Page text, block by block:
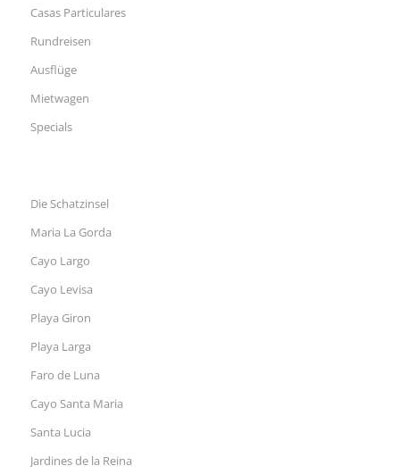
Casas Particulares
Rundreisen
Ausflüge
Mietwagen
Specials
Die Schatzinsel
Maria La Gorda
Cayo Largo
Cayo Levisa
Playa Giron
Playa Larga
Faro de Luna
Cayo Santa Maria
Santa Lucia
Jardines de la Reina